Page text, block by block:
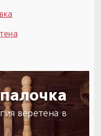
веретена в